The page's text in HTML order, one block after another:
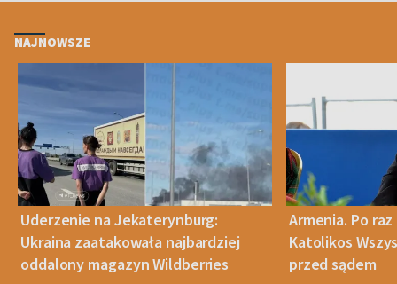
NAJNOWSZE
Uderzenie na Jekaterynburg:
Ukraina zaatakowała najbardziej
oddalony magazyn Wildberries
Armenia. Po
Katolikos
przed sądem